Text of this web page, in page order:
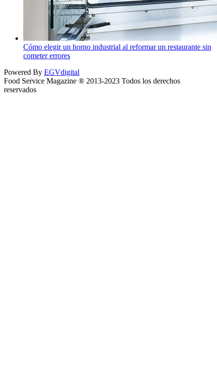
Cómo elegir un horno industrial al reformar un restaurante sin
cometer errores
Powered By EGVdigital
Food Service Magazine ® 2013-2023 Todos los derechos
reservados